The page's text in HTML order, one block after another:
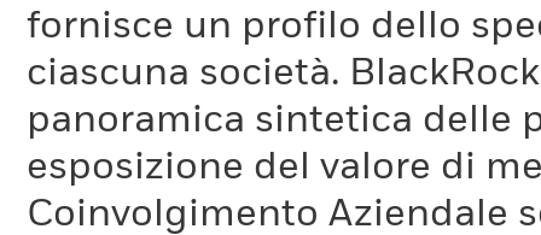
fornisce un profilo dello
ciascuna società.
panoramica sintetica delle
esposizione del valore di
Coinvolgimento Aziendale